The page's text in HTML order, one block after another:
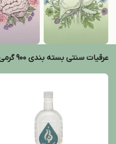
عرقیات سنتی بسته بندی 900 گرمی